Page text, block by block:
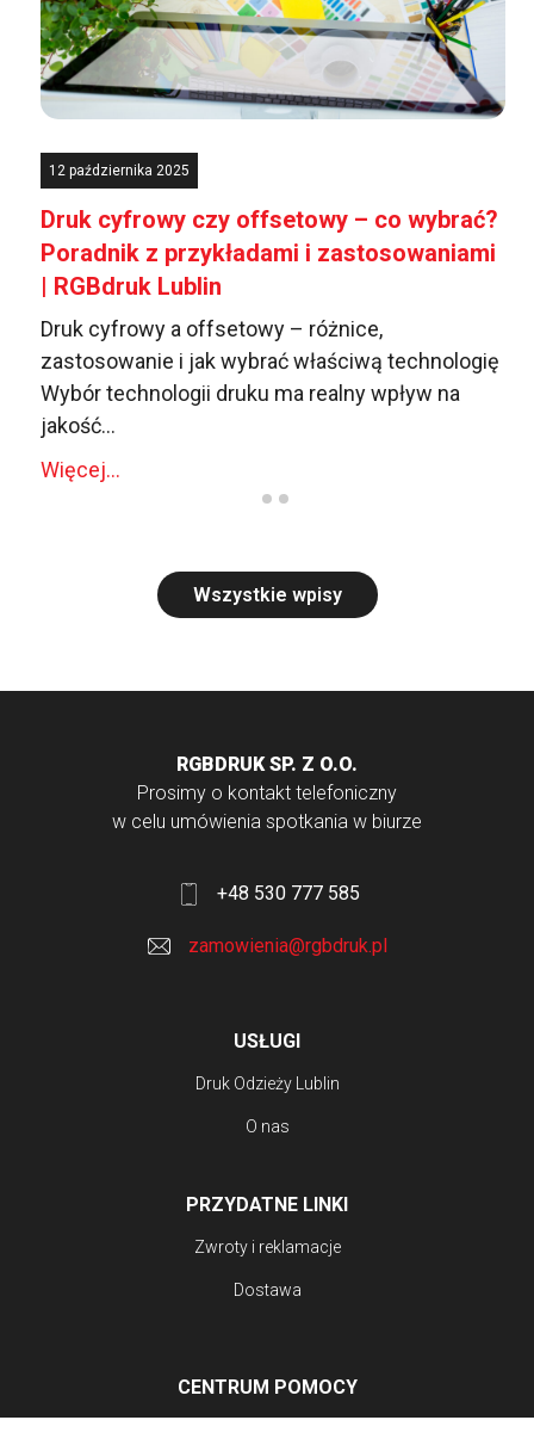
12 października 2025
Druk cyfrowy czy offsetowy – co wybrać?
Poradnik z przykładami i zastosowaniami
| RGBdruk Lublin
Druk cyfrowy a offsetowy – różnice,
zastosowanie i jak wybrać właściwą technologię
Wybór technologii druku ma realny wpływ na
jakość...
Więcej...
Wszystkie wpisy
RGBDRUK SP. Z O.O.
Prosimy o kontakt telefoniczny
w celu umówienia spotkania w biurze
+48 530 777 585
zamowienia@rgbdruk.pl
USŁUGI
Druk Odzieży Lublin
O nas
PRZYDATNE LINKI
Zwroty i reklamacje
Dostawa
CENTRUM POMOCY